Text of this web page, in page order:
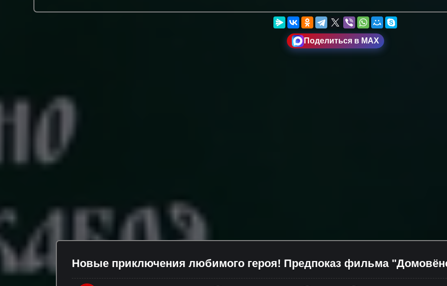
Поделиться в MAX
Новые приключения любимого героя! Предпоказ фильма